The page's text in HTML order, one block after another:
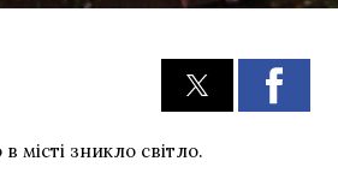
місті зникло світло.